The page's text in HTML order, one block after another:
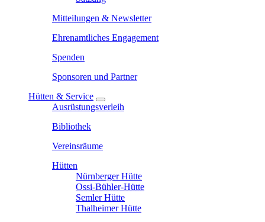
Mitteilungen & Newsletter
Ehrenamtliches Engagement
Spenden
Sponsoren und Partner
Hütten & Service
Ausrüstungsverleih
Bibliothek
Vereinsräume
Hütten
Nürnberger Hütte
Ossi-Bühler-Hütte
Semler Hütte
Thalheimer Hütte